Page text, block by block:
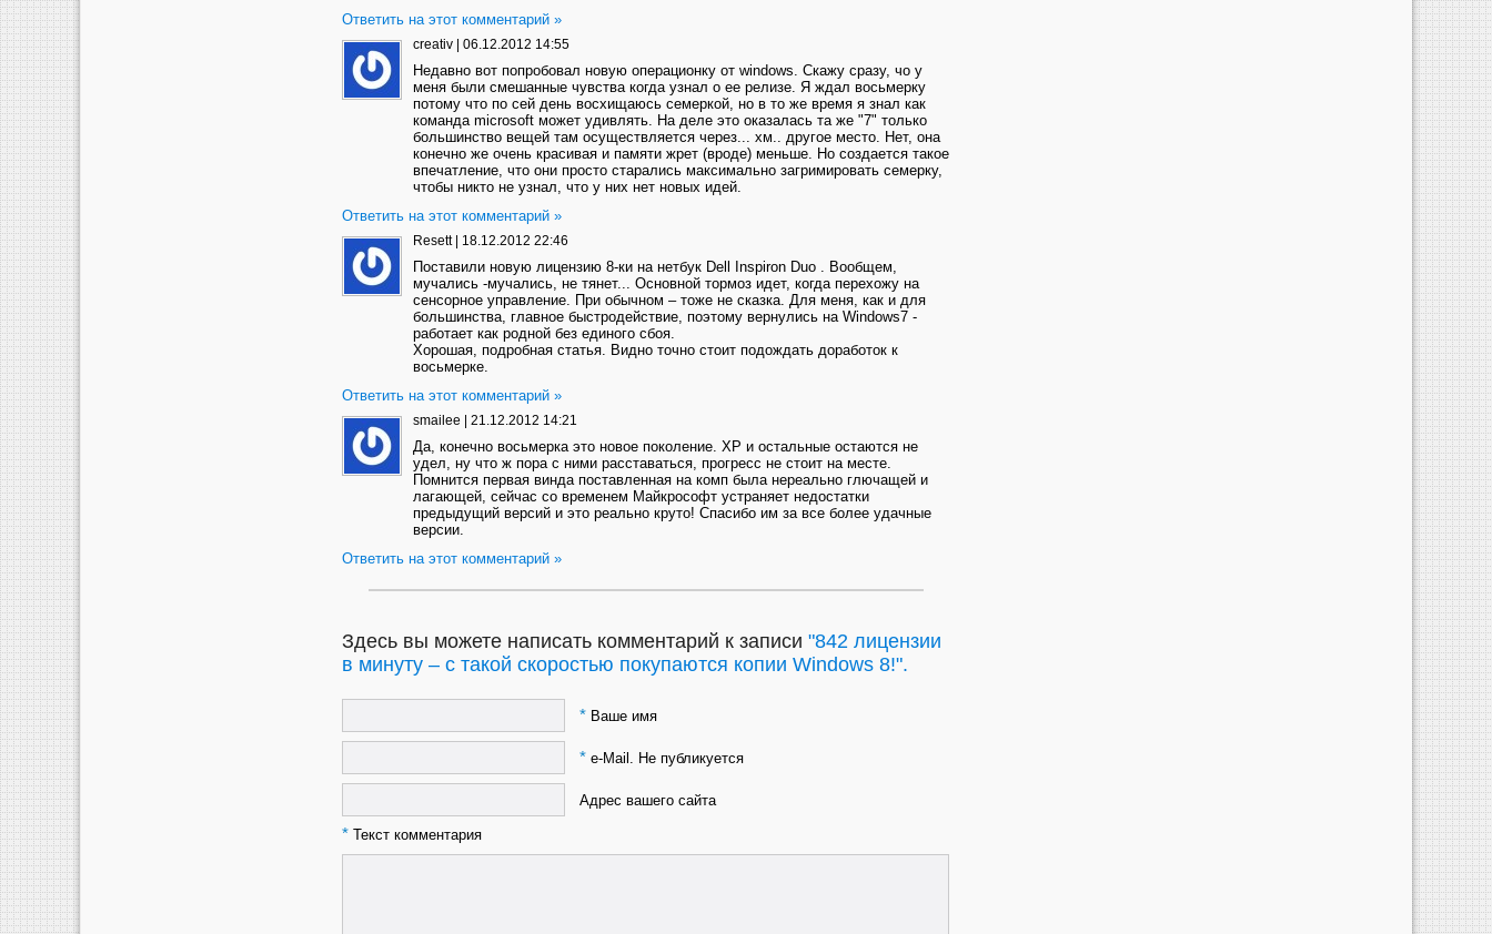
Ответить на этот комментарий »
creativ 06.12.2012 14:55
Недавно вот попробовал новую операционку от windows. Скажу сразу, чо у
меня были смешанные чувства когда узнал о ее релизе. Я ждал восьмерку
потому что по сей день восхищаюсь семеркой, но в то же время я знал как
команда microsoft может удивлять. На деле это оказалась та же "7" только
большинство вещей там осуществляется через... хм.. другое место. Нет, она
конечно же очень красивая и памяти жрет (вроде) меньше. Но создается такое
впечатление, что они просто старались максимально загримировать семерку,
чтобы никто не узнал, что у них нет новых идей.
Ответить на этот комментарий »
Resett| 18.12.2012 22:46
Поставили новую лицензию 8-ки на нетбук Dell Inspiron Duo . Вообщем,
мучались -мучались, не тянет... Основной тормоз идет, когда перехожу на
сенсорное управление. При обычном – тоже не сказка. Для меня, как и для
большинства, главное быстродействие, поэтому вернулись на Windows7 -
работает как родной без единого сбоя.
Хорошая, подробная статья. Видно точно стоит подождать доработок к
восьмерке.
Ответить на этот комментарий »
smailee 21.12.2012 14:21
Да, конечно восьмерка это новое поколение. XP и остальные остаются не
удел, ну что ж пора с ними расставаться, прогресс не стоит на месте.
Помнится первая винда поставленная на комп была нереально глючащей и
лагающей, сейчас со временем Майкрософт устраняет недостатки
предыдущий версий и это реально круто! Спасибо им за все более удачные
версии.
Ответить на этот комментарий »
Здесь вы можете написать комментарий к записи "842 лицензии
в минуту – с такой скоростью покупаются копии Windows 8!".
*Ваше имя
*e-Mail. Не публикуется
Адрес вашего сайта
* Текст комментария